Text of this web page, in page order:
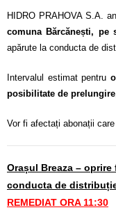
HIDRO PRAHOVA S.A.
comuna Bărcănești, pe
apărute la conducta de
Intervalul estimat pentru
posibilitate de prelungire
Vor fi afectați abonații
Orașul Breaza –
conducta de
REMEDIAT ORA 11:30